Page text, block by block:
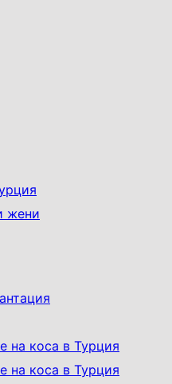
жени
на коса в Турция
на коса в Турция